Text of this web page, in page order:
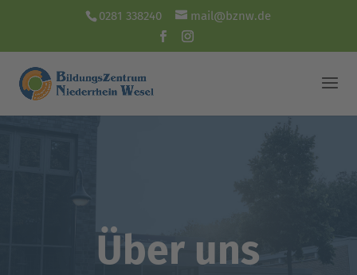
0281 338240 mail@bznw.de
Über uns